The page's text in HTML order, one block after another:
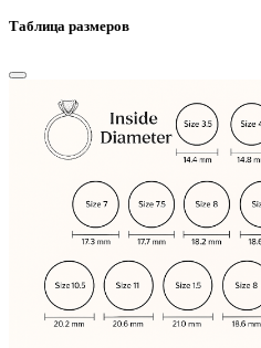
Таблица размеров